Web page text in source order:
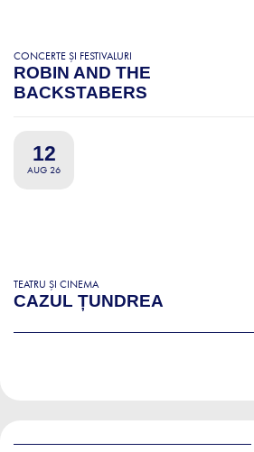
CONCERTE ȘI FESTIVALURI
ROBIN AND THE
BACKSTABERS
12
AUG 26
TEATRU ȘI CINEMA
CAZUL ȚUNDREA